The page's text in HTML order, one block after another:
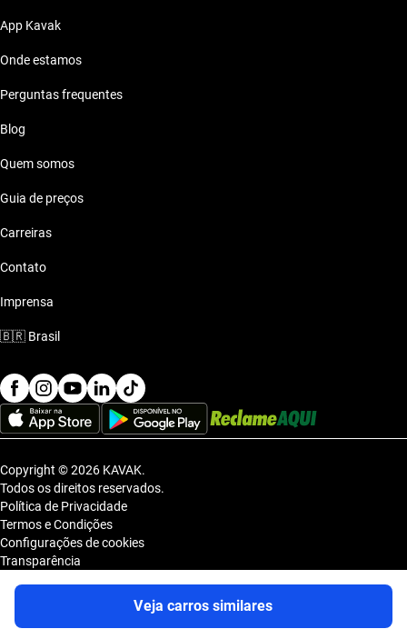
Veja carros similares
App Kavak
Onde estamos
Perguntas frequentes
Blog
Quem somos
Guia de preços
Carreiras
Contato
Imprensa
🇧🇷 Brasil
Copyright © 2026 KAVAK.
Todos os direitos reservados.
Política de Privacidade
Termos e Condições
Configurações de cookies
Transparência
KAVAK TECNOLOGIA E COMERCIO DE VEICULOS LTDA., inscrita no
CNPJ sob o nº 36.740.390/0001-83, com sede na Estrada dos Alpes, nº